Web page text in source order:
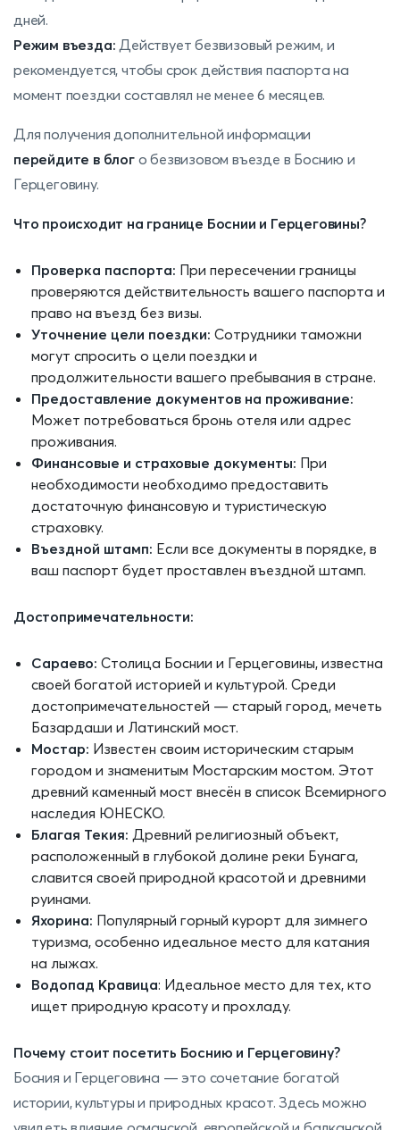
дней.
Режим въезда: Действует безвизовый режим, и
рекомендуется, чтобы срок действия паспорта на
момент поездки составлял не менее 6 месяцев.
Для получения дополнительной информации
перейдите в блого безвизовом въезде в Боснию и
Герцеговину.
Что происходит на границе Боснии и Герцеговины?
Проверка паспорта: При пересечении границы
проверяются действительность вашего паспорта и
право на въезд без визы.
Уточнение цели поездки: Сотрудники таможни
могут спросить о цели поездки и
продолжительности вашего пребывания в стране.
Предоставление документов на проживание:
Может потребоваться бронь отеля или адрес
проживания.
Финансовые и страховые документы: При
необходимости необходимо предоставить
достаточную финансовую и туристическую
страховку.
Въездной штамп: Если все документы в порядке, в
ваш паспорт будет проставлен въездной штамп.
Достопримечательности:
Сараево: Столица Боснии и Герцеговины, известна
своей богатой историей и культурой. Среди
достопримечательностей — старый город, мечеть
Базардаши и Латинский мост.
Мостар: Известен своим историческим старым
городом и знаменитым Мостарским мостом. Этот
древний каменный мост внесён в список Всемирного
наследия ЮНЕСКО.
Благая Текия: Древний религиозный объект,
расположенный в глубокой долине реки Бунага,
славится своей природной красотой и древними
руинами.
Яхорина: Популярный горный курорт для зимнего
туризма, особенно идеальное место для катания
на лыжах.
Водопад Кравица: Идеальное место для тех, кто
ищет природную красоту и прохладу.
Почему стоит посетить Боснию и Герцеговину?
Босния и Герцеговина — это сочетание богатой
истории, культуры и природных красот. Здесь можно